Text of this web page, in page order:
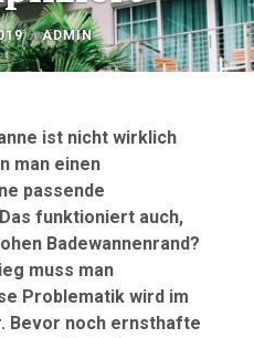
OKTOBER
23,
2020
byADMIN
ist nicht wirklich
man einen
passende
funktioniert auch,
Badewannenrand?
muss man
Problematik wird im
Bevor noch ernsthafte